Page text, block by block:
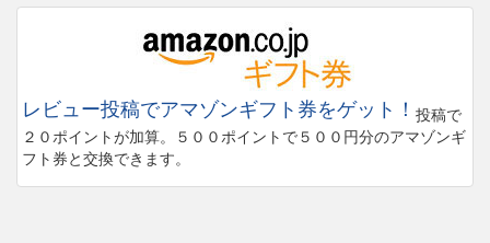
レビュー投稿でアマゾンギフト券をゲット！ 投稿で
２０ポイントが加算。５００ポイントで５００円分のアマゾンギ
フト券と交換できます。